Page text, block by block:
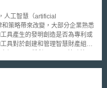
Credit (Concept Validation
提供客製
豁免就比較接近其他國家的監管
需另外申請，唯需「通知」
2016/1176的規定，也可以另
人工智慧（artificial
策略帶來改變，大部分企業熟悉
具產生的發明創造是否為專利或
具對於創建和管理智慧財產組合
全球已有大量公司提供先前技術